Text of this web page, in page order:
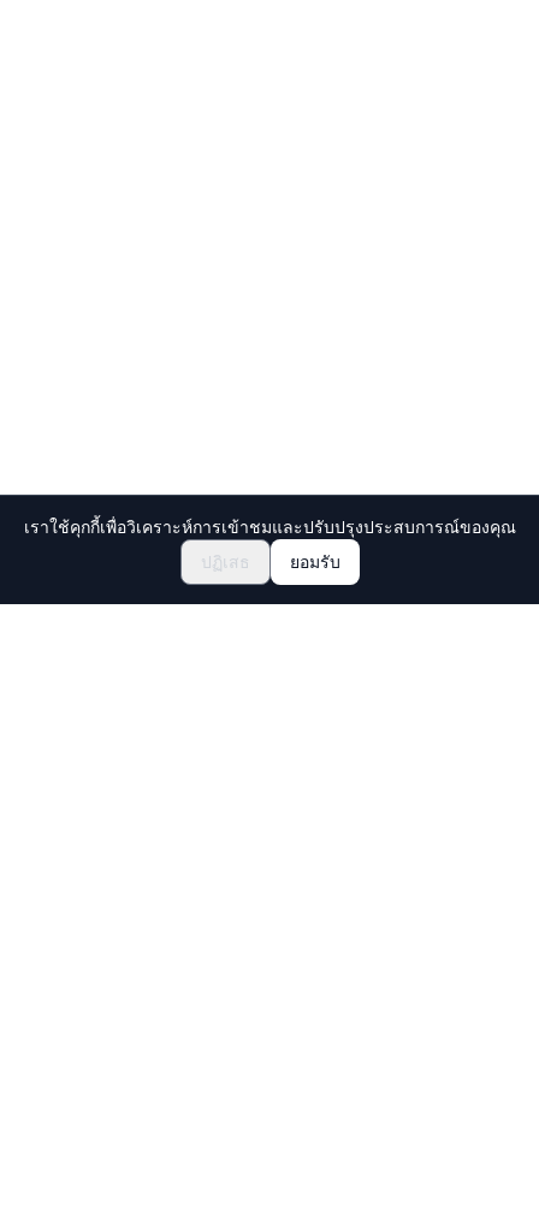
เราใช้คุกกี้เพื่อวิเคราะห์การเข้าชมและปรับปรุงประสบการณ์ของคุณ
ปฏิเสธ
ยอมรับ